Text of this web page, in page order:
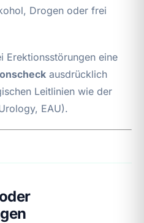
Drogen oder frei
Erektionsstörungen eine
ausdrücklich
Leitlinien wie der
EAU).